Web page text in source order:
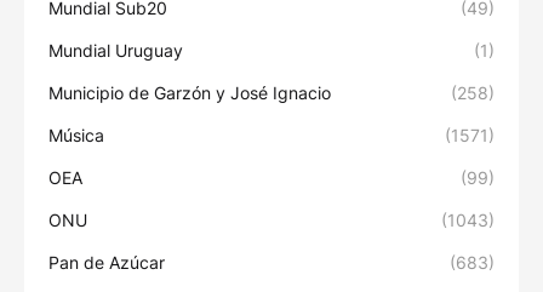
Mundial Sub20 (49)
Mundial Uruguay (1)
Municipio de Garzón y José Ignacio (258)
Música (1571)
OEA (99)
ONU (1043)
Pan de Azúcar (683)